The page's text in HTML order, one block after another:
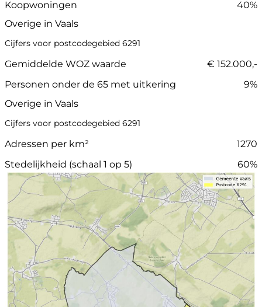
Koopwoningen
40%
Overige in Vaals
Cijfers voor postcodegebied 6291
Gemiddelde WOZ waarde
€ 152.000,-
Personen onder de 65 met uitkering
9%
Overige in Vaals
Cijfers voor postcodegebied 6291
Adressen per km²
1270
Stedelijkheid (schaal 1 op 5)
60%